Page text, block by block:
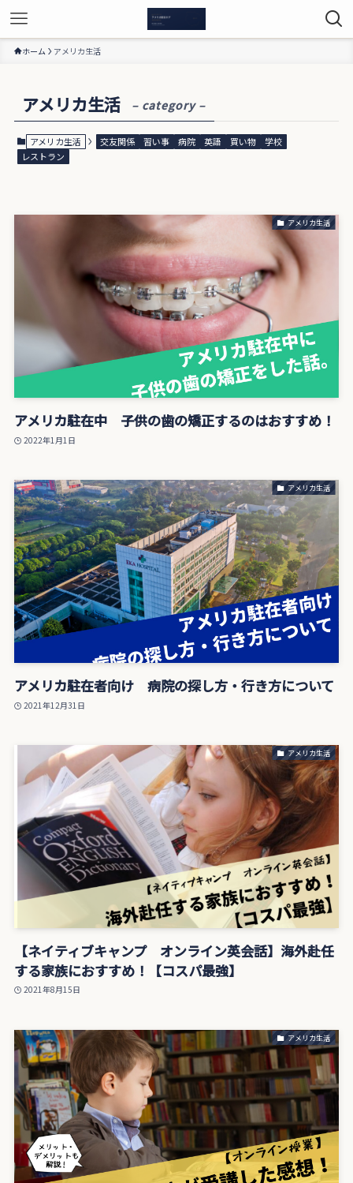
ホーム アメリカ生活
アメリカ生活 – category –
アメリカ生活 交友関係 習い事 病院 英語 買い物
学校
レストラン
アメリカ生活
アメリカ駐在中 子供の歯の矯正するのはおすすめ！
2022年1月1日
アメリカ生活
アメリカ駐在者向け 病院の探し方・行き方について
2021年12月31日
アメリカ生活
【ネイティブキャンプ オンライン英会話】海外赴任
する家族におすすめ！【コスパ最強】
2021年8月15日
アメリカ生活